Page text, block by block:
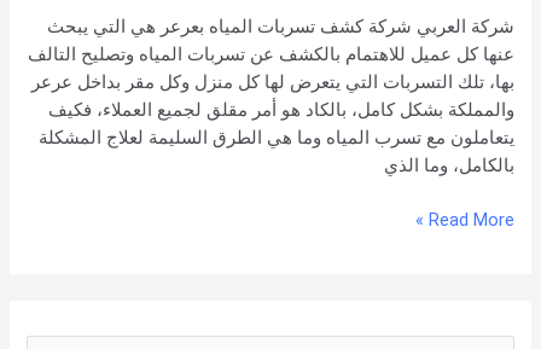
شركة العربي شركة كشف تسربات المياه بعرعر هي التي يبحث
عنها كل عميل للاهتمام بالكشف عن تسربات المياه وتصليح التالف
بها، تلك التسربات التي يتعرض لها كل منزل وكل مقر بداخل عرعر
والمملكة بشكل كامل، بالكاد هو أمر مقلق لجميع العملاء، فكيف
يتعاملون مع تسرب المياه وما هي الطرق السليمة لعلاج المشكلة
بالكامل، وما الذي
0551154864
اتصل
بنا –
شركة العربي
Read More »